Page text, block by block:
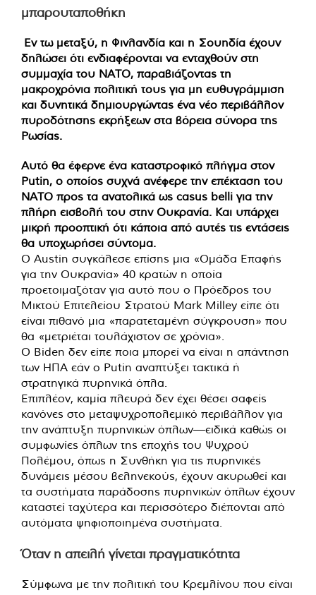
μπαρουταποθήκη
Εν τω μεταξύ, η Φινλανδία και η Σουηδία έχουν
δηλώσει ότι ενδιαφέρονται να ενταχθούν στη
συμμαχία του ΝΑΤΟ, παραβιάζοντας τη
μακροχρόνια πολιτική τους για μη ευθυγράμμιση
και δυνητικά δημιουργώντας ένα νέο περιβάλλον
πυροδότησης εκρήξεων στα βόρεια σύνορα της
Ρωσίας.
Αυτό θα έφερνε ένα καταστροφικό πλήγμα στον
Putin, ο οποίος συχνά ανέφερε την επέκταση του
ΝΑΤΟ προς τα ανατολικά ως casus belli για την
πλήρη εισβολή του στην Ουκρανία. Και υπάρχει
μικρή προοπτική ότι κάποια από αυτές τις εντάσεις
θα υποχωρήσει σύντομα.
O Austin συγκάλεσε επίσης μια «Ομάδα Επαφής
για την Ουκρανία» 40 κρατών η οποία
προετοιμαζόταν για αυτό που ο Πρόεδρος του
Μικτού Επιτελείου Στρατού Mark Milley είπε ότι
είναι πιθανό μια «παρατεταμένη σύγκρουση» που
θα «μετριέται τουλάχιστον σε χρόνια».
Ο Biden δεν είπε ποια μπορεί να είναι η απάντηση
των ΗΠΑ εάν ο Putin αναπτύξει τακτικά ή
στρατηγικά πυρηνικά όπλα.
Επιπλέον, καμία πλευρά δεν έχει θέσει σαφείς
κανόνες στο μεταψυχροπολεμικό περιβάλλον για
την ανάπτυξη πυρηνικών όπλων—ειδικά καθώς οι
συμφωνίες όπλων της εποχής του Ψυχρού
Πολέμου, όπως η Συνθήκη για τις πυρηνικές
δυνάμεις μέσου βεληνεκούς, έχουν ακυρωθεί και
τα συστήματα παράδοσης πυρηνικών όπλων έχουν
καταστεί ταχύτερα και περισσότερο διέπονται από
αυτόματα ψηφιοποιημένα συστήματα.
Όταν η απειλή γίνεται πραγματικότητα
Σύμφωνα με την πολιτική του Κρεμλίνου που είναι